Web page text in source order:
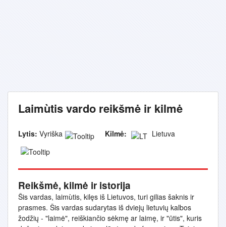
Laimùtis vardo reikšmė ir kilmė
Lytis: Vyriška Kilmė: Lietuva
Reikšmė, kilmė ir istorija
Šis vardas, laimùtis, kilęs iš Lietuvos, turi gilias šaknis ir
prasmes. Šis vardas sudarytas iš dviejų lietuvių kalbos
žodžių - "laimė", reiškiančio sėkmę ar laimę, ir "ūtis", kuris